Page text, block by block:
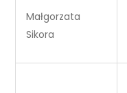
Małgorzata
Sikora